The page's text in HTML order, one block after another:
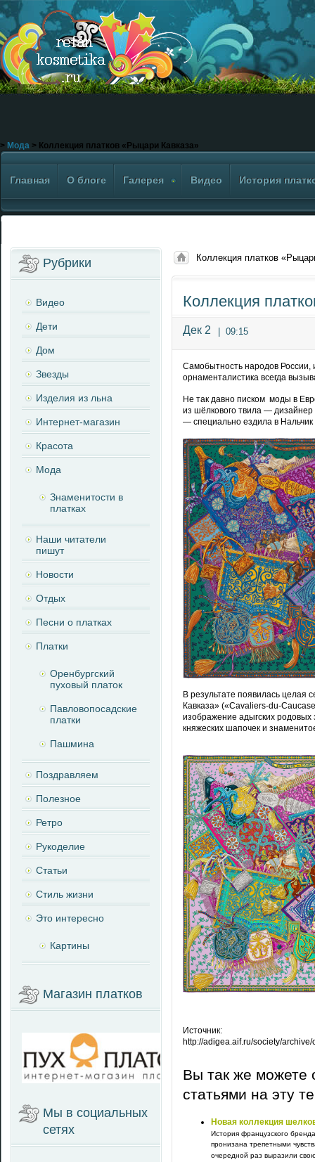
> Мода > Коллекция платков «Рыцари Кавказа»
Главная О блоге Галерея Видео История
Коллекция платков
Коллекция
Дек 2 09:15
Самобытность народов России,
орнаменталистика всегда
Не так давно писком моды в
из шёлкового твила —
— специально ездила в Нальчик
В результате появилась целая
Кавказа» («Сavaliers-du-
изображение адыгских родовых
княжеских шапочек и
Источник:
http://adigea.aif.ru/society/
Вы так же можете
статьями на эту
Новая коллекция
История французского
пронизана трепетными
очередной раз выразили
Рубрики
Видео
Дети
Дом
Звезды
Изделия из льна
Интернет-магазин
Красота
Мода
Знаменитости в
платках
Наши читатели
пишут
Новости
Отдых
Песни о платках
Платки
Оренбургский
пуховый платок
Павловопосадские
платки
Пашмина
Поздравляем
Полезное
Ретро
Рукоделие
Статьи
Стиль жизни
Это интересно
Картины
Магазин платков
Мы в социальных
сетях